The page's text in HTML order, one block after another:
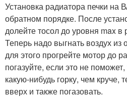
Установка радиатора печки на
обратном порядке. После
долейте тосол до уровня max
Теперь надо выгнать воздух
для этого прогрейте мотор до
погазуйте, если это не
какую-нибудь горку, чем круче,
вверх и также погазовать.